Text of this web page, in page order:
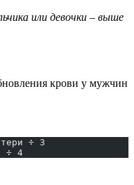
или девочки – выше
крови у мужчин
÷ 3
÷ 4